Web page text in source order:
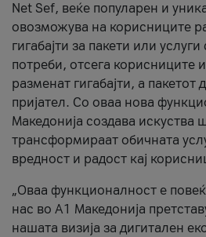
Net Sef, веќе популарен и
овозможува на корисниците
гигабајти за пакети или
потреби, отсега корисниците
разменат гигабајти, а пакетот
пријател. Со оваа нова
Македонија создава искуства
трансформираат обичната
вредност и радост кај
„Оваа функционалност е
нас во А1 Македонија
нашата визија за дигитален